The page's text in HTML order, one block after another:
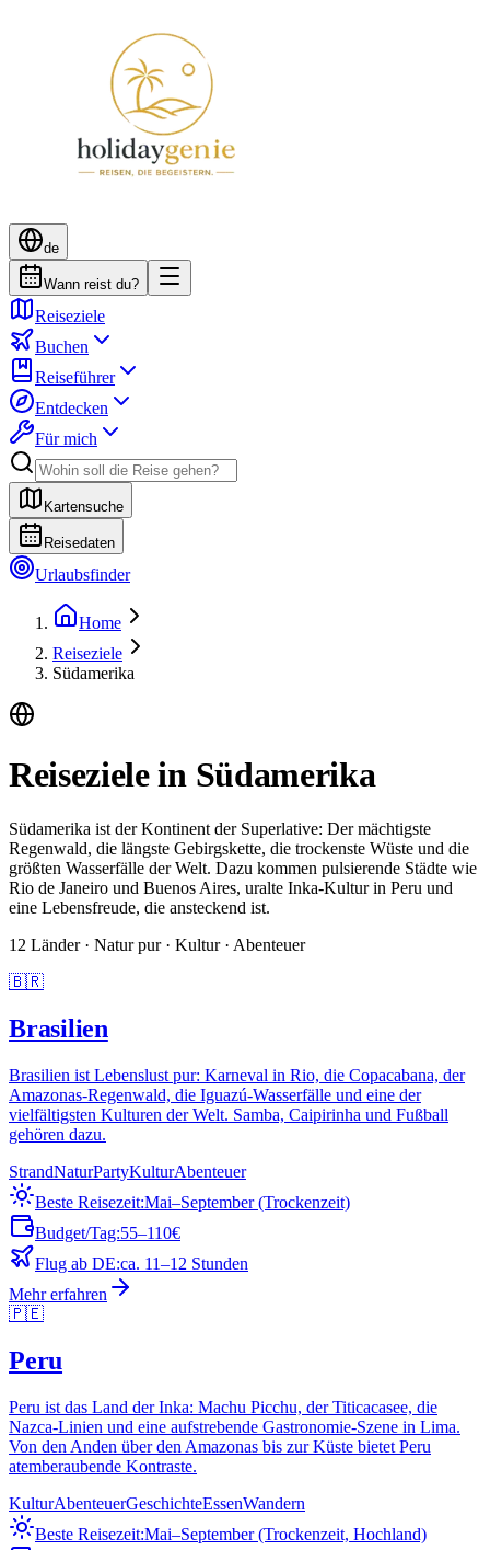
de
Wann reist du?
Reiseziele
Buchen
Reiseführer
Entdecken
Für mich
Kartensuche
Reisedaten
Urlaubsfinder
Home
Reiseziele
Südamerika
Reiseziele in Südamerika
Südamerika ist der Kontinent der Superlative: Der mächtigste
Regenwald, die längste Gebirgskette, die trockenste Wüste und die
größten Wasserfälle der Welt. Dazu kommen pulsierende Städte wie
Rio de Janeiro und Buenos Aires, uralte Inka-Kultur in Peru und
eine Lebensfreude, die ansteckend ist.
12 Länder · Natur pur · Kultur · Abenteuer
🇧🇷
Brasilien
Brasilien ist Lebenslust pur: Karneval in Rio, die Copacabana, der
Amazonas-Regenwald, die Iguazú-Wasserfälle und eine der
vielfältigsten Kulturen der Welt. Samba, Caipirinha und Fußball
gehören dazu.
StrandNaturPartyKulturAbenteuer
Beste Reisezeit:Mai–September (Trockenzeit)
Budget/Tag:55–110€
Flug ab DE:ca. 11–12 Stunden
Mehr erfahren
🇵🇪
Peru
Peru ist das Land der Inka: Machu Picchu, der Titicacasee, die
Nazca-Linien und eine aufstrebende Gastronomie-Szene in Lima.
Von den Anden über den Amazonas bis zur Küste bietet Peru
atemberaubende Kontraste.
KulturAbenteuerGeschichteEssenWandern
Beste Reisezeit:Mai–September (Trockenzeit, Hochland)